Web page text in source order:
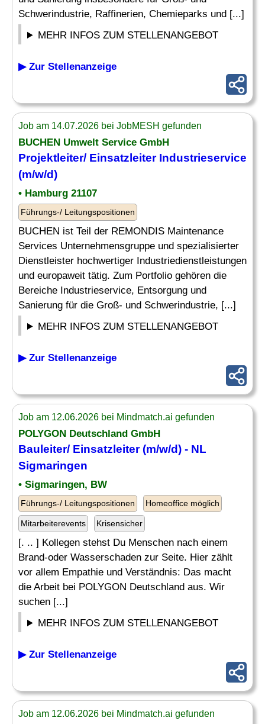
Schwerindustrie, Raffinerien, Chemieparks und [...]
MEHR INFOS ZUM STELLENANGEBOT
▶ Zur Stellenanzeige
Job am 14.07.2026 bei JobMESH gefunden
BUCHEN Umwelt Service GmbH
Projektleiter/ EinsatzleiterIndustrieservice
(m/w/d)
• Hamburg 21107
Führungs-/ Leitungspositionen
BUCHEN ist Teil der REMONDIS Maintenance
Services Unternehmensgruppe und spezialisierter
Dienstleister hochwertiger Industriedienstleistungen
und europaweit tätig. Zum Portfolio gehören die
Bereiche Industrieservice, Entsorgung und
Sanierung für die Groß- und Schwerindustrie, [...]
MEHR INFOS ZUM STELLENANGEBOT
▶ Zur Stellenanzeige
Job am 12.06.2026 bei Mindmatch.ai gefunden
POLYGON Deutschland GmbH
Bauleiter/ Einsatzleiter(m/w/d) - NL
Sigmaringen
• Sigmaringen, BW
Führungs-/ Leitungspositionen Homeoffice möglich
Mitarbeiterevents Krisensicher
[. .. ] Kollegen stehst Du Menschen nach einem
Brand-oder Wasserschaden zur Seite. Hier zählt
vor allem Empathie und Verständnis: Das macht
die Arbeit bei POLYGON Deutschland aus. Wir
suchen [...]
MEHR INFOS ZUM STELLENANGEBOT
▶ Zur Stellenanzeige
Job am 12.06.2026 bei Mindmatch.ai gefunden